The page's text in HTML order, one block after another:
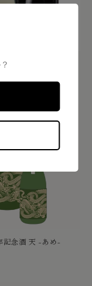
龍勢 夏吟醸 ギフト
念酒 天 -あめ-